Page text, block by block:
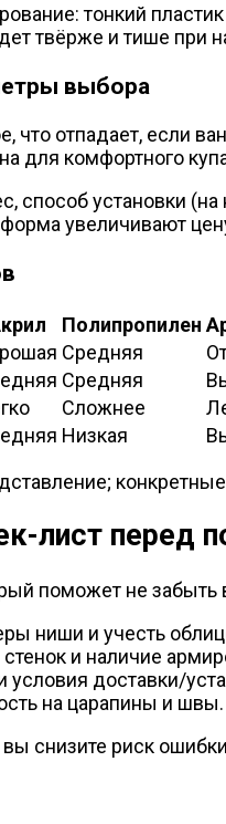
тонкий
твёрже и тише при
выбора
что отпадает, если
для комфортного
способ установки
увеличивают
Полипропилен
Средняя
Средняя
Сложнее
Низкая
лист перед
поможет не
ниши и учесть
и наличие
условия доставки/
на царапины и швы.
снизите риск